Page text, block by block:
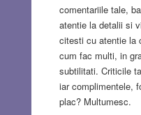
comentariile tale,
atentie la detalii si
citesti cu atentie la
cum fac multi, in
subtilitati. Criticile
iar complimentele,
plac? Multumesc.